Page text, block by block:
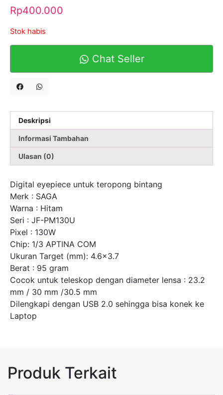
Rp400.000
Stok habis
Chat Seller
Deskripsi
Informasi Tambahan
Ulasan (0)
Digital eyepiece untuk teropong bintang
Merk : SAGA
Warna : Hitam
Seri : JF-PM130U
Pixel : 130W
Chip: 1/3 APTINA COM
Ukuran Target (mm): 4.6×3.7
Berat : 95 gram
Cocok untuk teleskop dengan diameter lensa : 23.2
mm / 30 mm /30.5 mm
Dilengkapi dengan USB 2.0 sehingga bisa konek ke
Laptop
Produk Terkait